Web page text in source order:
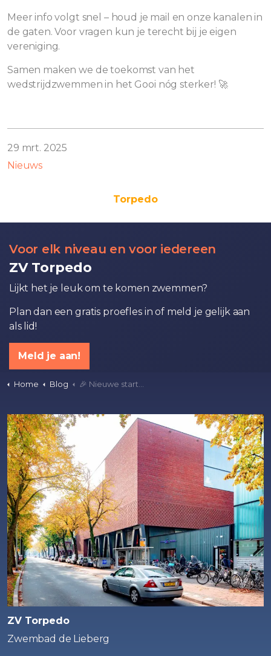
Meer info volgt snel – houd je mail en onze kanalen in
de gaten. Voor vragen kun je terecht bij je eigen
vereniging.
Samen maken we de toekomst van het
wedstrijdzwemmen in het Gooi nóg sterker! 🚀
29 mrt. 2025
Nieuws
Torpedo
Voor elk niveau en voor iedereen
ZV Torpedo
Lijkt het je leuk om te komen zwemmen?
Plan dan een gratis proefles in of meld je gelijk aan
als lid!
Meld je aan!
Home Blog 🎉 Nieuwe start: De Gooische Startgemeenschap is een feit! 💪🌊
ZV Torpedo
Zwembad de Lieberg